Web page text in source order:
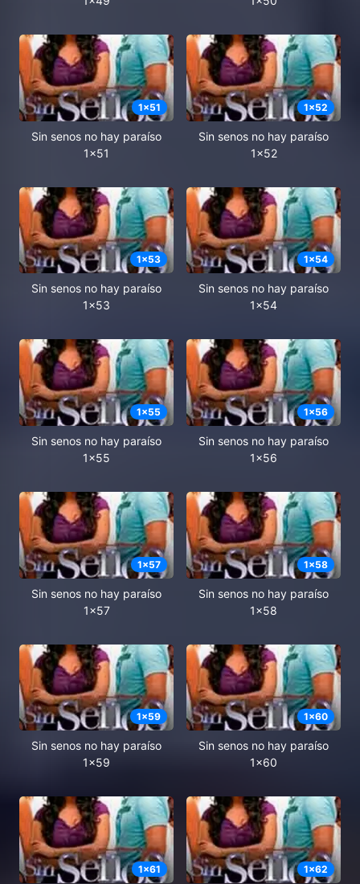
1x51
Sin senos no hay paraíso
1x51
1x52
Sin senos no hay paraíso
1x52
1x53
Sin senos no hay paraíso
1x53
1x54
Sin senos no hay paraíso
1x54
1x55
Sin senos no hay paraíso
1x55
1x56
Sin senos no hay paraíso
1x56
1x57
Sin senos no hay paraíso
1x57
1x58
Sin senos no hay paraíso
1x58
1x59
Sin senos no hay paraíso
1x59
1x60
Sin senos no hay paraíso
1x60
1x61 1x62